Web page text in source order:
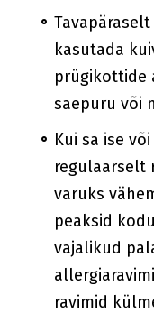
kasutada
prügikottide
saepuru või
Kui sa ise
regulaarselt
varuks
peaksid
vajalikud
ravimid